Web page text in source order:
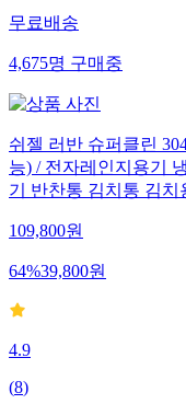
무료배송
4,675명구매중
쉬젤 러반 슈퍼클린
능) / 전자레인지용기
기 반찬통 김치통 김
109,800원
64%39,800원
4.9
(8)